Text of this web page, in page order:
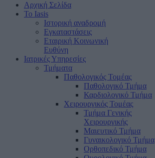
Αρχική Σελίδα
Το Iasis
Ιστορική αναδρομή
Εγκαταστάσεις
Εταιρική Κοινωνική
Ευθύνη
Ιατρικές Υπηρεσίες
Τμήματα
Παθολογικός Τομέας
Παθολογικό Τμήμα
Καρδιολογικό Τμήμα
Χειρουργικός Τομέας
Τμήμα Γενικής
Χειρουργικής
Μαιευτικό Τμήμα
Γυναικολογικό Τμήμα
Ορθοπεδικό Τμήμα